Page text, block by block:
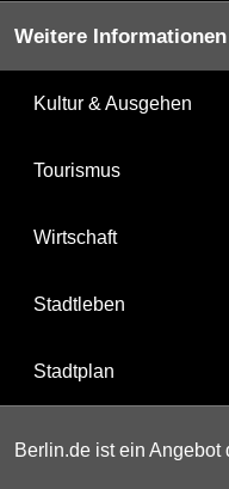
Weitere Informationen
Kultur & Ausgehen
Tourismus
Wirtschaft
Stadtleben
Stadtplan
Berlin.de ist ein Angebot